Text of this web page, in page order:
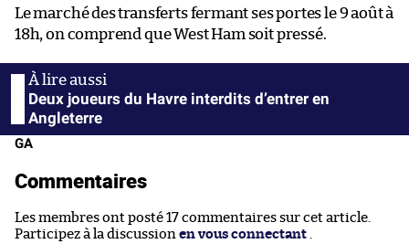
Le marché des transferts fermant ses portes le 9 août à
18h, on comprend que West Ham soit pressé.
Deux joueurs du Havre interdits d’entrer en
Angleterre
GA
Commentaires
Les membres ont posté 17 commentaires sur cet article.
Participez à la discussion en vous connectant .